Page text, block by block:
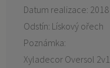
Datum realizace: 2018
Odstín: Lískový ořech
Poznámka:
Xyladecor Oversol 2v1